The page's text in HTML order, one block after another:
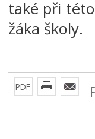
také při
žáka školy.
PDF